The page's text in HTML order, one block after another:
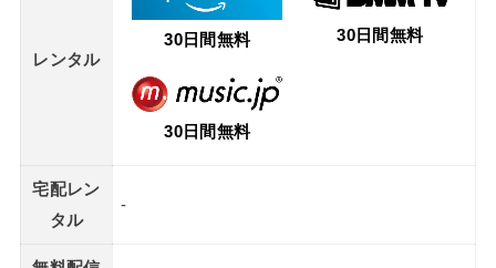
レンタル
30日間無料 30日間無料
30日間無料
宅配レン
タル
-